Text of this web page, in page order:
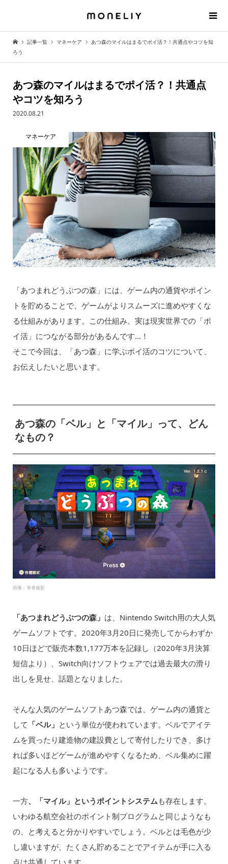
記事一覧 マネーケア
あつ森のマイルはまるでポイ活？！共通点やコツを知
ろう
あつ森のマイルはまるでポイ活？！共通点
やコツを知ろう
2020.08.21
マネーケア
「あつまれどうぶつの森」には、ゲーム内の通貨やポイン
トを貯めることで、ゲームがよりスムーズに進めやすくな
る仕組みがあります。この仕組み、実は現実世界での「ポ
イ活」につながる部分があるんです…！
そこで今回は、「あつ森」に学ぶポイ活のコツについて、
お伝えしたいと思います。
あつ森の「ベル」と「マイル」って、どん
なもの？
画像：筆者撮影
「あつまれどうぶつの森」 は、Nintendo Switch用の大人気
ゲームソフトです。2020年3月20日に発売してからわずか
10日ほどで販売本数1,177万本を記録し（2020年3月決算
短信より）、Switch向けソフトウェアでは過去最大の滑り
出しを見せ、話題となりました。
そんな人気のゲームソフトあつ森では、ゲーム内の通貨と
して 「ベル」 という単位が使われています。ベルでアイテ
ムを買ったり建造物の建設費として寄付したりでき、多け
れば多いほどゲームが進めやすくなるため、ベル集めに躍
起になる人も多いようです。
一方、「マイル」というポイントシステムも存在します。
いわゆる航空会社のポイント制プログラムと同じようなも
の、と考えると分かりやすいでしょう。ベルとは毛色が少
し違いますが、たくさん貯めることでアイテムが手に入る